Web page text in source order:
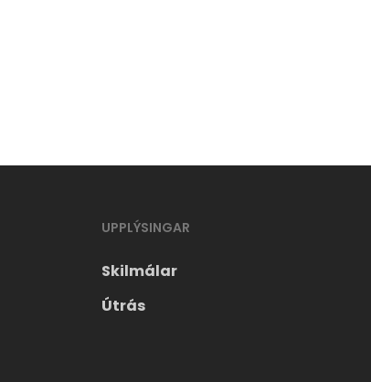
UPPLÝSINGAR
Skilmálar
Útrás